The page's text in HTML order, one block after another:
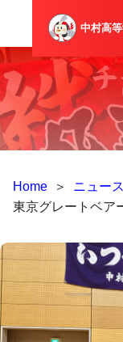
中村高
Home ＞ ニュース
東京グレートベア